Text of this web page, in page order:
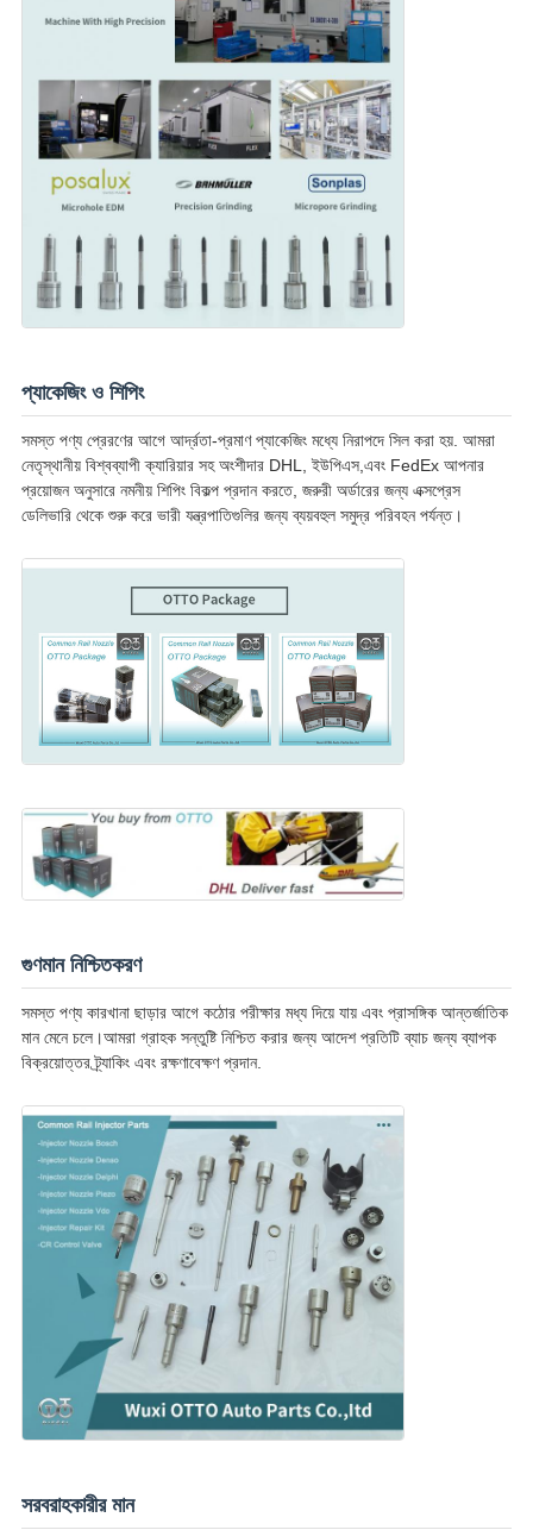
প্যাকেজিং ও শিপিং
সমস্ত পণ্য প্রেরণের আগে আর্দ্রতা-প্রমাণ প্যাকেজিং মধ্যে নিরাপদে সিল করা হয়. আমরা
নেতৃস্থানীয় বিশ্বব্যাপী ক্যারিয়ার সহ অংশীদার DHL, ইউপিএস,এবং FedEx আপনার
প্রয়োজন অনুসারে নমনীয় শিপিং বিকল্প প্রদান করতে, জরুরী অর্ডারের জন্য এক্সপ্রেস
ডেলিভারি থেকে শুরু করে ভারী যন্ত্রপাতিগুলির জন্য ব্যয়বহুল সমুদ্র পরিবহন পর্যন্ত।
গুণমান নিশ্চিতকরণ
সমস্ত পণ্য কারখানা ছাড়ার আগে কঠোর পরীক্ষার মধ্য দিয়ে যায় এবং প্রাসঙ্গিক আন্তর্জাতিক
মান মেনে চলে।আমরা গ্রাহক সন্তুষ্টি নিশ্চিত করার জন্য আদেশ প্রতিটি ব্যাচ জন্য ব্যাপক
বিক্রয়োত্তর ট্র্যাকিং এবং রক্ষণাবেক্ষণ প্রদান.
সরবরাহকারীর মান